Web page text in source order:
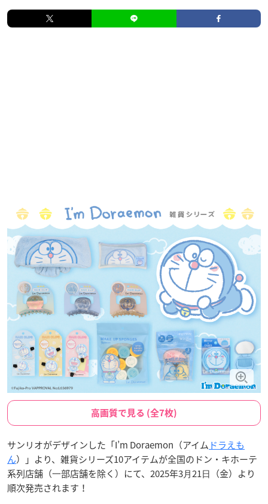
高画質で見る (全7枚)
サンリオがデザインした「I’m Doraemon（アイム ドラえも
ん）」より、雑貨シリーズ10アイテムが全国のドン・キホーテ
系列店舗（⼀部店舗を除く）にて、2025年3⽉21⽇（金）より
順次発売されます！